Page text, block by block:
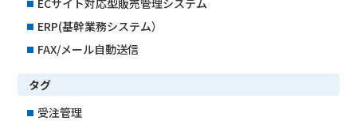
■ ECサイト対応型販売管理システム
■ ERP(基幹業務システム）
■ FAX/メール自動送信
タグ
■ 受注管理